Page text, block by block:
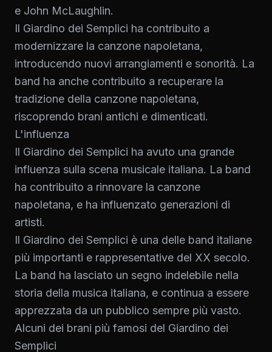
e John McLaughlin.
Il Giardino dei Semplici ha contribuito a
modernizzare la canzone napoletana,
introducendo nuovi arrangiamenti e sonorità. La
band ha anche contribuito a recuperare la
tradizione della canzone napoletana,
riscoprendo brani antichi e dimenticati.
L'influenza
Il Giardino dei Semplici ha avuto una grande
influenza sulla scena musicale italiana. La band
ha contribuito a rinnovare la canzone
napoletana, e ha influenzato generazioni di
artisti.
Il Giardino dei Semplici è una delle band italiane
più importanti e rappresentative del XX secolo.
La band ha lasciato un segno indelebile nella
storia della musica italiana, e continua a essere
apprezzata da un pubblico sempre più vasto.
Alcuni dei brani più famosi del Giardino dei
Semplici